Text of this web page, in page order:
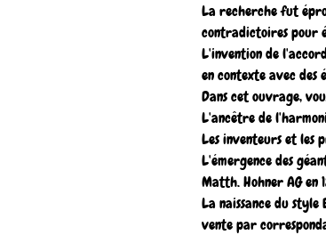
La recherche fut
contradictoires pour
L'invention de
en contexte avec des
Dans cet ouvrage,
L'ancêtre de
Les inventeurs et les
L'émergence des
Matth. Hohner AG en
La naissance du
vente par